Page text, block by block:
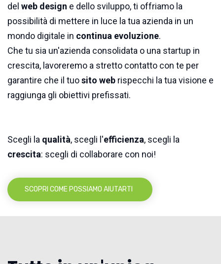
del web design e dello sviluppo, ti offriamo la
possibilità di mettere in luce la tua azienda in un
mondo digitale in continua evoluzione.
Che tu sia un'azienda consolidata o una startup in
crescita, lavoreremo a stretto contatto con te per
garantire che il tuosito web rispecchi la tua visione e
raggiunga gli obiettivi prefissati.
Scegli la qualità, scegli l'efficienza, scegli la
crescita: scegli di collaborare con noi!
SCOPRI COME POSSIAMO AIUTARTI